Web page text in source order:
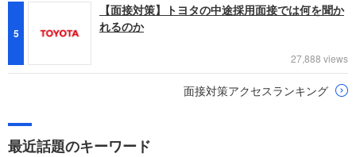
5
【面接対策】トヨタの中途採用面接では何を聞か
れるのか
27,888 views
面接対策アクセスランキング
最近話題のキーワード